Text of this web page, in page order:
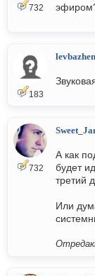
732
183
732
А как
будет
третий
Или